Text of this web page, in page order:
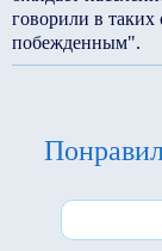
говорили в таких
побежденным".